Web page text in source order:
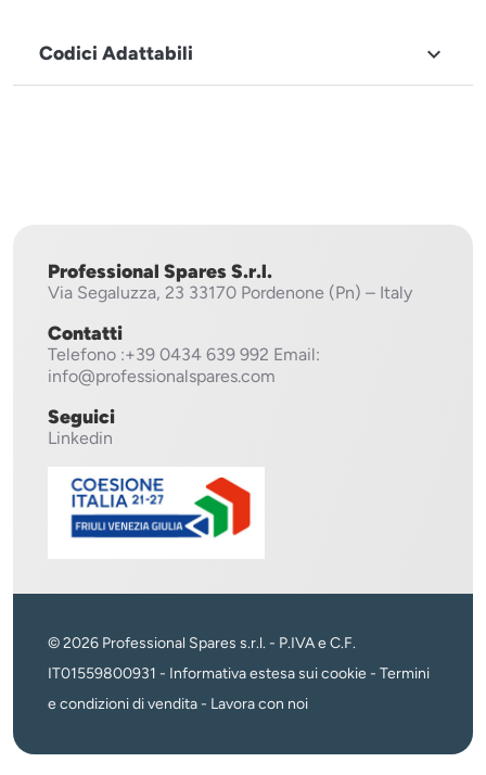
Codici Adattabili 
Professional Spares S.r.l.
Via Segaluzza, 23 33170 Pordenone (Pn) – Italy
Contatti
Telefono :+39 0434 639 992 Email:
info@professionalspares.com
Seguici
Linkedin
© 2026 Professional Spares s.r.l. - P.IVA e C.F.
IT01559800931 - Informativa estesa sui cookie - Termini
e condizioni di vendita- Lavora con noi